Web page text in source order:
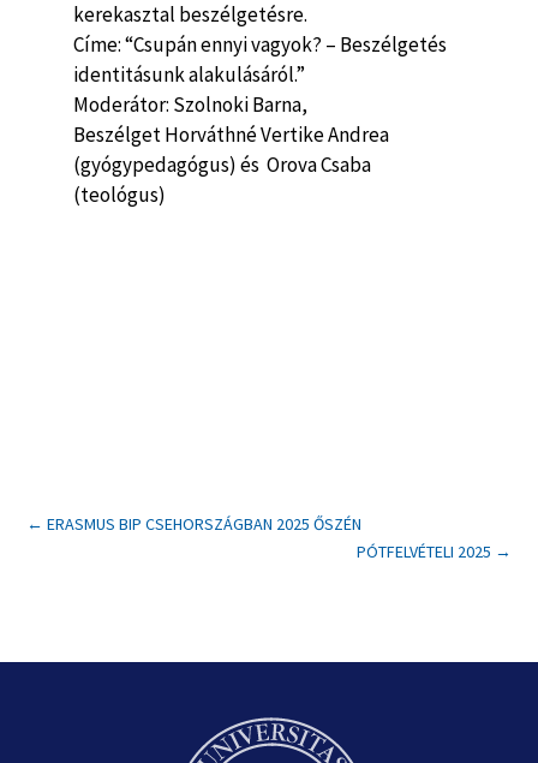
kerekasztal beszélgetésre.
Címe: “Csupán ennyi vagyok? – Beszélgetés
identitásunk alakulásáról.”
Moderátor: Szolnoki Barna,
Beszélget Horváthné Vertike Andrea
(gyógypedagógus) és Orova Csaba
(teológus)
←ERASMUS BIP CSEHORSZÁGBAN 2025 ŐSZÉN
PÓTFELVÉTELI 2025 →